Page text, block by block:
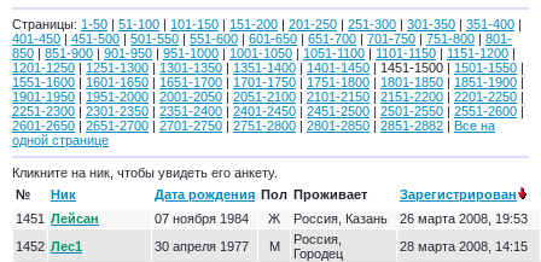
Страницы: 1-50 | 51-100 | 101-150 | 151-200 | 201-250 | 251-300 | 301-350 | 351-400 |
401-450 | 451-500 | 501-550 | 551-600 | 601-650 | 651-700 | 701-750 | 751-800 | 801-
850 | 851-900 | 901-950 | 951-1000 | 1001-1050 | 1051-1100 | 1101-1150 | 1151-1200 |
1201-1250 | 1251-1300 | 1301-1350 | 1351-1400 | 1401-1450 | 1451-1500 | 1501-1550 |
1551-1600 | 1601-1650 | 1651-1700 | 1701-1750 | 1751-1800 | 1801-1850 | 1851-1900 |
1901-1950 | 1951-2000 | 2001-2050 | 2051-2100 | 2101-2150 | 2151-2200 | 2201-2250 |
2251-2300 | 2301-2350 | 2351-2400 | 2401-2450 | 2451-2500 | 2501-2550 | 2551-2600 |
2601-2650 | 2651-2700 | 2701-2750 | 2751-2800 | 2801-2850 | 2851-2882 | Все на
одной странице
Кликните на ник, чтобы увидеть его анкету.
№
Ник Дата рождения Пол Проживает
Зарегистрирован
1451 Лейсан 07 ноября 1984 Ж Россия, Казань
26 марта 2008, 19:53
1452 Лес1 30 апреля 1977 М
Россия,
Городец
28 марта 2008, 14:15